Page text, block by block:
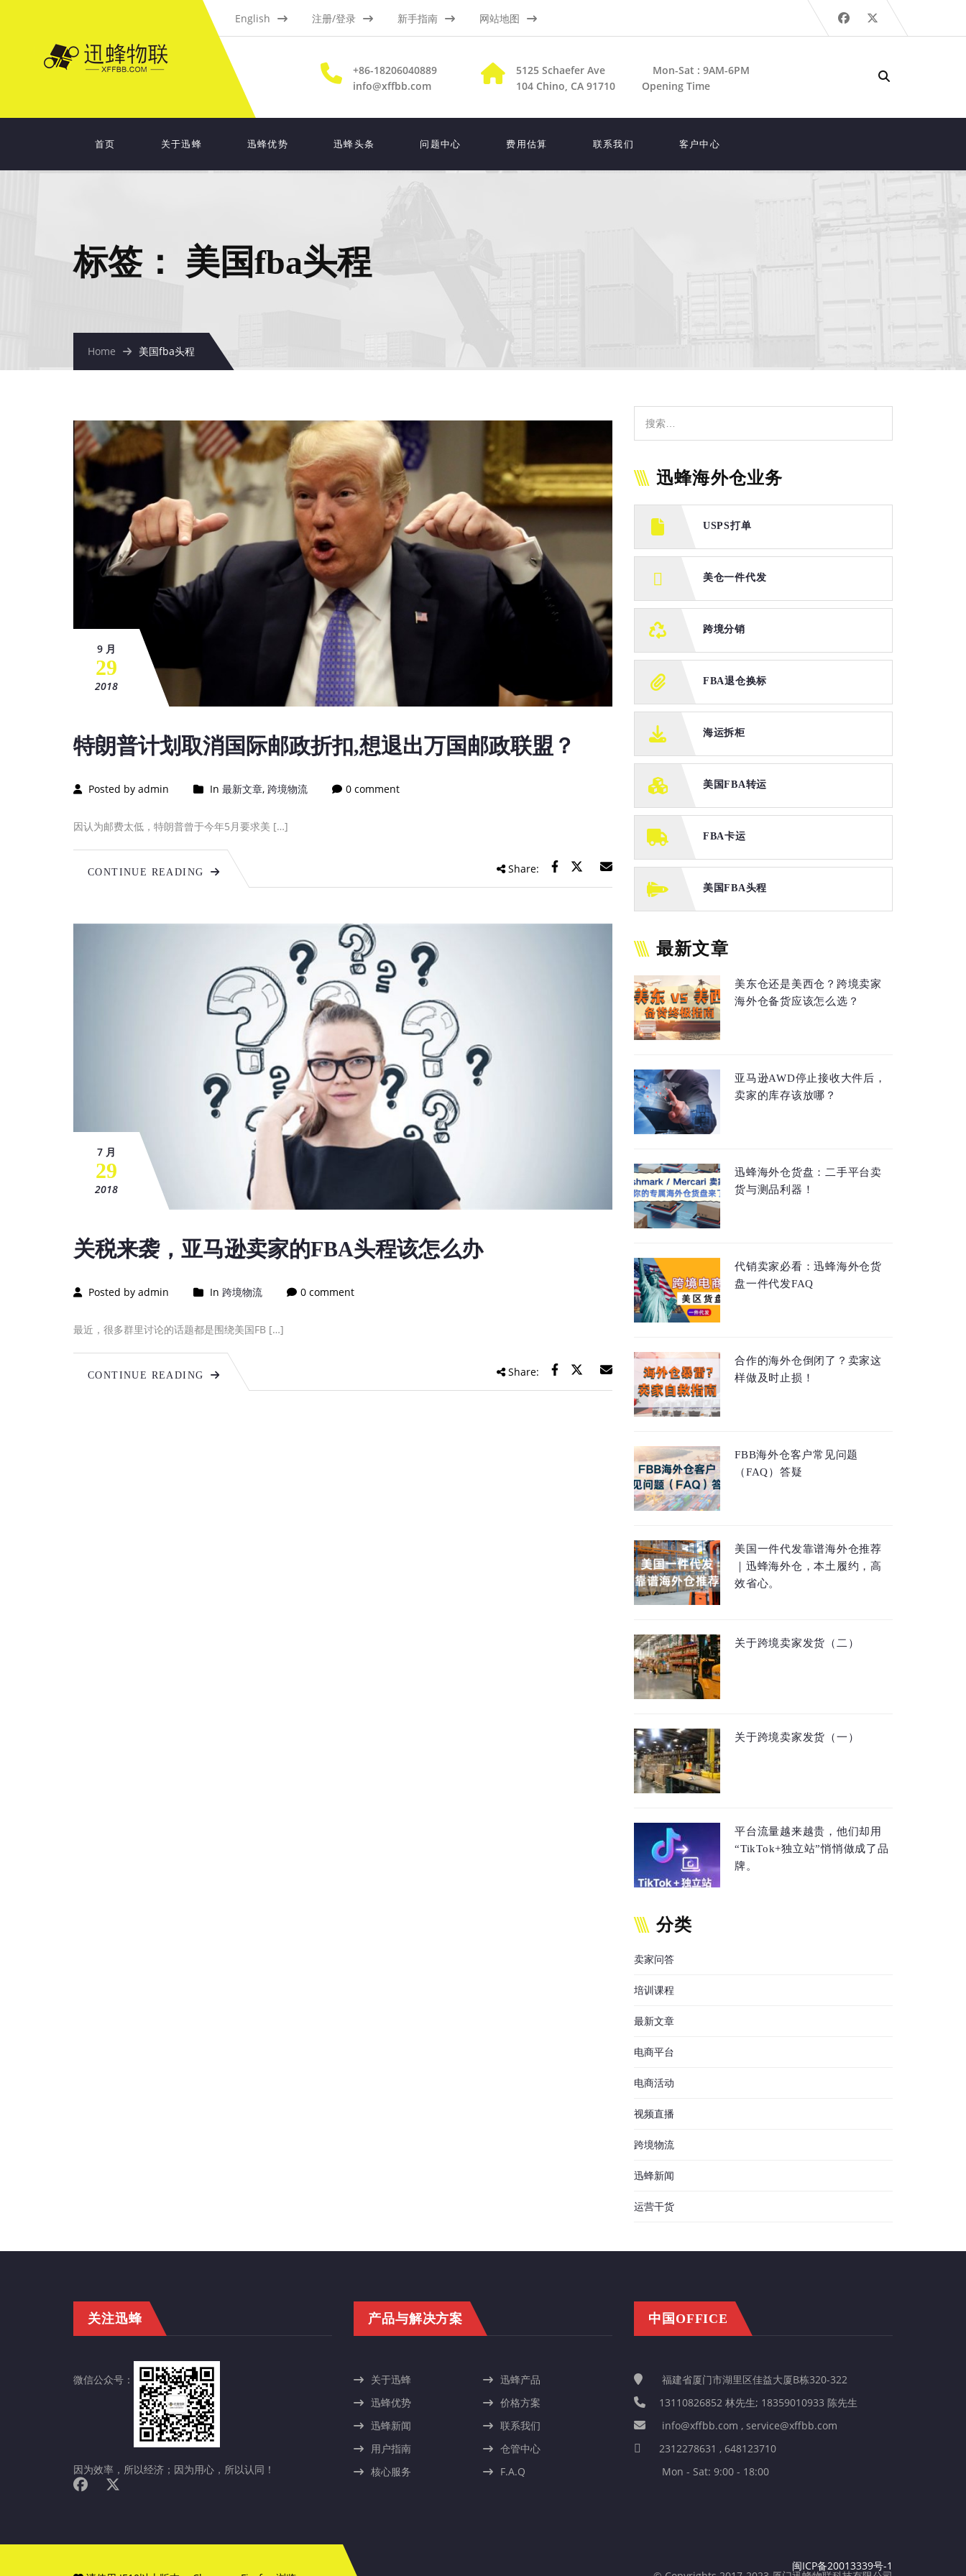
English 注册/登录 新手指南 网站地图
+86-18206040889
info@xffbb.com
5125 Schaefer Ave
104 Chino, CA 91710
Mon-Sat : 9AM-6PM
Opening Time
首页 关于迅蜂 迅蜂优势 迅蜂头条 问题中心 费用估算 联系我们 客户中心
标签： 美国fba头程
Home 美国fba头程
9 月
29
2018
特朗普计划取消国际邮政折扣,想退出万国邮政联盟？
Posted by admin In 最新文章, 跨境物流 0 comment
因认为邮费太低，特朗普曾于今年5月要求美 […]
CONTINUE READING Share:
7 月
29
2018
关税来袭，亚马逊卖家的FBA头程该怎么办
Posted by admin In 跨境物流 0 comment
最近，很多群里讨论的话题都是围绕美国FB […]
CONTINUE READING Share:
迅蜂海外仓业务
USPS打单
美仓一件代发
跨境分销
FBA退仓换标
海运拆柜
美国FBA转运
FBA卡运
美国FBA头程
最新文章
美东仓还是美西仓？跨境卖家
海外仓备货应该怎么选？
亚马逊AWD停止接收大件后，
卖家的库存该放哪？
迅蜂海外仓货盘：二手平台卖
货与测品利器！
代销卖家必看：迅蜂海外仓货
盘一件代发FAQ
合作的海外仓倒闭了？卖家这
样做及时止损！
FBB海外仓客户常见问题
（FAQ）答疑
美国一件代发靠谱海外仓推荐
｜迅蜂海外仓，本土履约，高
效省心。
关于跨境卖家发货（二）
关于跨境卖家发货（一）
平台流量越来越贵，他们却用
“TikTok+独立站”悄悄做成了品
牌。
分类
卖家问答
培训课程
最新文章
电商平台
电商活动
视频直播
跨境物流
迅蜂新闻
运营干货
关注迅蜂
微信公众号：
因为效率，所以经济；因为用心，所以认同！
产品与解决方案
关于迅蜂
迅蜂产品
迅蜂优势
价格方案
迅蜂新闻
联系我们
用户指南
仓管中心
核心服务
F.A.Q
中国OFFICE
福建省厦门市湖里区佳益大厦B栋320-322
13110826852 林先生; 18359010933 陈先生
info@xffbb.com , service@xffbb.com
2312278631 , 648123710
Mon - Sat: 9:00 - 18:00
闽ICP备20013339号-1